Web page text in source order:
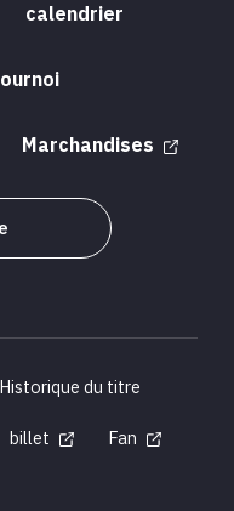
calendrier
Marchandises
Historique du titre
billet
Fan